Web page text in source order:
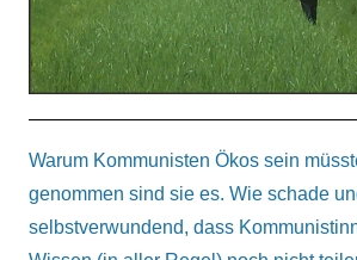
Warum Kommunisten Ökos sein
genommen sind sie es. Wie schade
selbstverwundend, dass